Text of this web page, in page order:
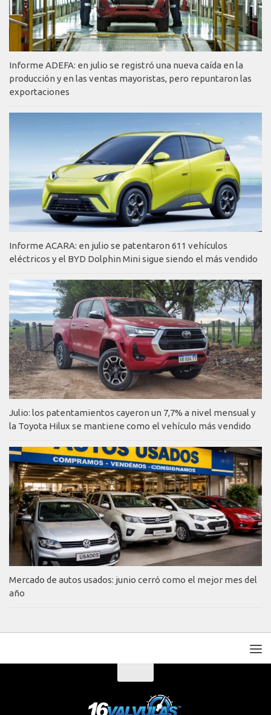
Informe ADEFA: en julio se registró una nueva caída en la
producción y en las ventas mayoristas, pero repuntaron las
exportaciones
Informe ACARA: en julio se patentaron 611 vehículos
eléctricos y el BYD Dolphin Mini sigue siendo el más vendido
Julio: los patentamientos cayeron un 7,7% a nivel mensual y
la Toyota Hilux se mantiene como el vehículo más vendido
Mercado de autos usados: junio cerró como el mejor mes del
año